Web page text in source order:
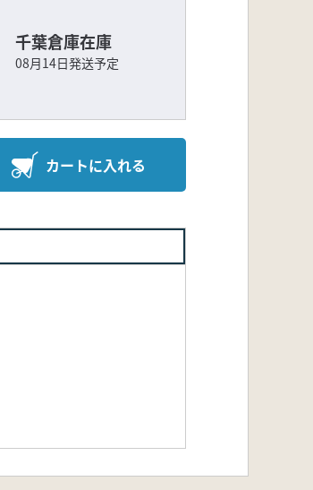
千葉倉庫在庫
08月14日発送予定
カートに入れる